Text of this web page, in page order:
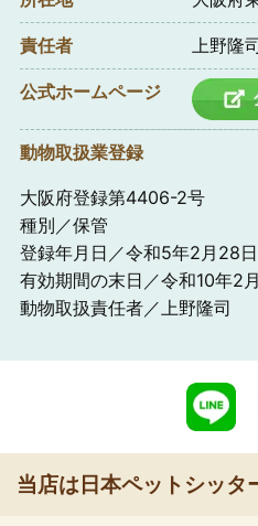
責任者 上野隆
公式ホームページ
動物取扱業登録
大阪府登録第4406-2号
種別／保管
登録年月日／令和5年2月28日
有効期間の末日／令和10年2
動物取扱責任者／上野隆司
当店は日本ペットシッタ